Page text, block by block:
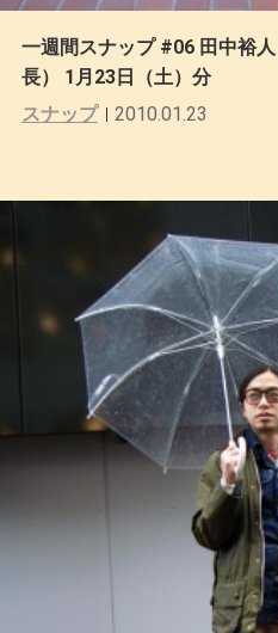
一週間スナップ #06 田中裕
長） 1月23日（土）分
スナップ
2010.01.23